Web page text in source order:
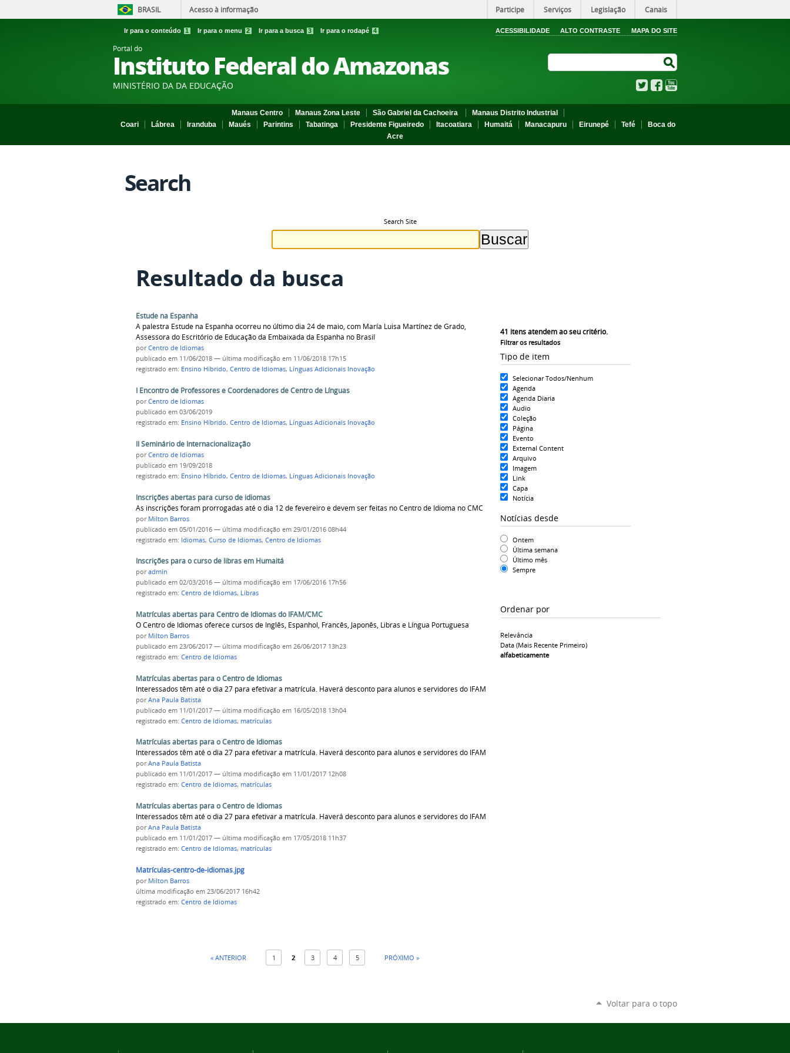
BRASIL Acesso à informação Participe Serviços Legislação Canais
Ir para o conteúdo 1 Ir para o menu 2 Ir para a busca 3 Ir para o rodapé 4 ACESSIBILIDADE ALTO CONTRASTE MAPA DO SITE
Portal do
Instituto Federal do Amazonas
MINISTÉRIO DA DA EDUCAÇÃO TwitterFacebook
Manaus Centro Manaus Zona Leste São Gabriel da Cachoeira
Manaus Distrito Industrial
Coari
Lábrea Iranduba Maués Parintins Tabatinga Presidente Figueiredo Itacoatiara Humaitá Manacapuru Eirunepé Tefé
Boca do
Acre
Search
Search Site
Resultado da busca
41 itens atendem ao seu critério.
Filtrar os resultados
Tipo de item
Selecionar Todos/Nenhum
Agenda
Agenda Diaria
Audio
Coleção
Página
Evento
External Content
Arquivo
Imagem
Link
Capa
Notícia
Notícias desde
Ontem
Última semana
Último mês
Sempre
Ordenar por
Relevância
Data (mais Recente Primeiro)
alfabeticamente
Estude na Espanha
A palestra Estude na Espanha ocorreu no último dia 24 de maio, com María Luisa Martínez de Grado,
Assessora do Escritório de Educação da Embaixada da Espanha no Brasil
porCentro de Idiomas
publicado em 11/06/2018 — última modificação em 11/06/2018 17h15
registrado em: Ensino Híbrido, Centro de Idiomas, Línguas Adicionais Inovação
I Encontro de Professores e Coordenadores de Centro de Línguas
porCentro de Idiomas
publicado em 03/06/2019
registrado em: Ensino Híbrido, Centro de Idiomas, Línguas Adicionais Inovação
II Seminário de Internacionalização
porCentro de Idiomas
publicado em 19/09/2018
registrado em: Ensino Híbrido, Centro de Idiomas, Línguas Adicionais Inovação
Inscrições abertas para curso de idiomas
As inscrições foram prorrogadas até o dia 12 de fevereiro e devem ser feitas no Centro de Idioma no CMC
por Milton Barros
publicado em 05/01/2016 — última modificação em 29/01/2016 08h44
registrado em: Idiomas, Curso de Idiomas, Centro de Idiomas
Inscrições para o curso de libras em Humaitá
poradmin
publicado em 02/03/2016 — última modificação em 17/06/2016 17h56
registrado em: Centro de Idiomas, Libras
Matrículas abertas para Centro de Idiomas do IFAM/CMC
O Centro de Idiomas oferece cursos de Inglês, Espanhol, Francês, Japonês, Libras e Língua Portuguesa
por Milton Barros
publicado em 23/06/2017 — última modificação em 26/06/2017 13h23
registrado em: Centro de Idiomas
Matrículas abertas para o Centro de Idiomas
Interessados têm até o dia 27 para efetivar a matrícula. Haverá desconto para alunos e servidores do IFAM
porAna Paula Batista
publicado em 11/01/2017 — última modificação em 16/05/2018 13h04
registrado em: Centro de Idiomas, matrículas
Matrículas abertas para o Centro de Idiomas
Interessados têm até o dia 27 para efetivar a matrícula. Haverá desconto para alunos e servidores do IFAM
porAna Paula Batista
publicado em 11/01/2017 — última modificação em 11/01/2017 12h08
registrado em: Centro de Idiomas, matrículas
Matrículas abertas para o Centro de Idiomas
Interessados têm até o dia 27 para efetivar a matrícula. Haverá desconto para alunos e servidores do IFAM
porAna Paula Batista
publicado em 11/01/2017 — última modificação em 17/05/2018 11h37
registrado em: Centro de Idiomas, matrículas
Matrículas-centro-de-idiomas.jpg
por Milton Barros
última modificação em 23/06/2017 16h42
registrado em: Centro de Idiomas
« ANTERIOR 1 2 3 4 5 PRÓXIMO »
Voltar para o topo